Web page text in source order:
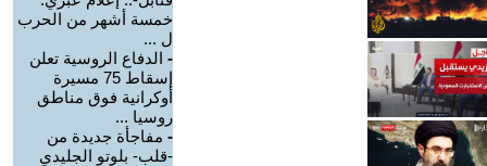
خمسة أشهر من الحرب
ل ...
- الدفاع الروسية تعلن
إسقاط 75 مسيرة
أوكرانية فوق مناطق
روسيا ...
- مفاجأة جديدة من
-قلب- بلوتو الجليدي